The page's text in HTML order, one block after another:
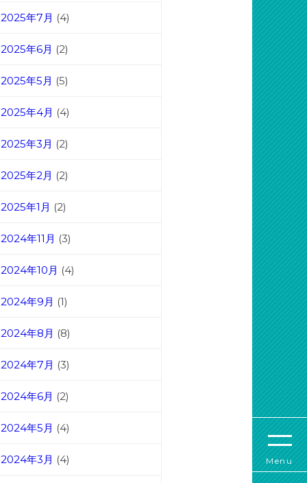
Menu
2025年7月 (4)
2025年6月 (2)
2025年5月 (5)
2025年4月 (4)
2025年3月 (2)
2025年2月 (2)
2025年1月 (2)
2024年11月 (3)
2024年10月 (4)
2024年9月 (1)
2024年8月 (8)
2024年7月 (3)
2024年6月 (2)
2024年5月 (4)
2024年3月 (4)